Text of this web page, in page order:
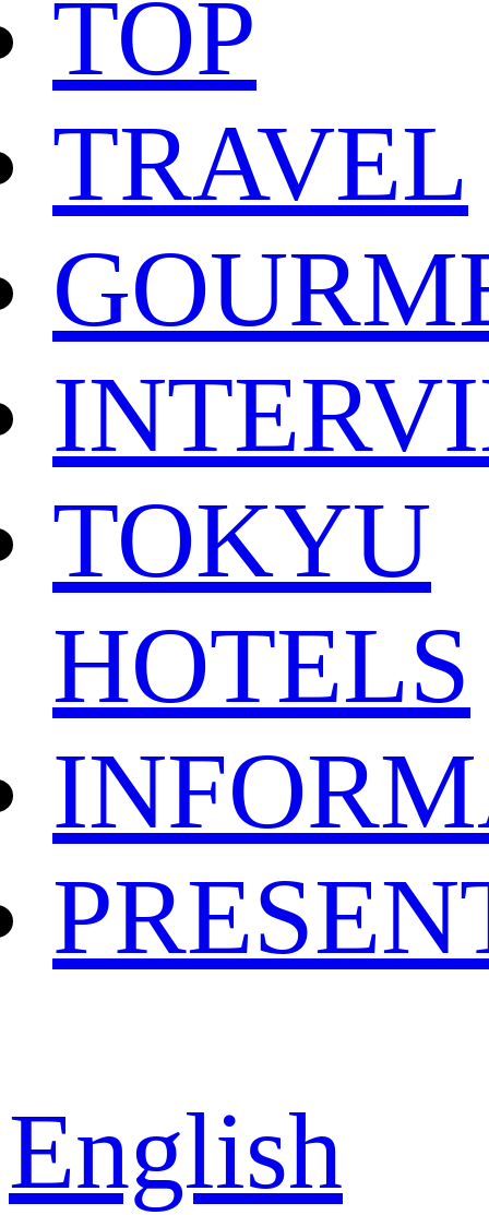
TOP
TRAVEL
TOKYU
HOTELS
English